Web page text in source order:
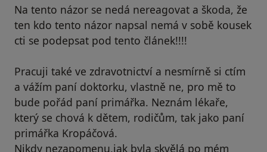
Na tento názor se nedá nereagovat a škoda, že
ten kdo tento názor napsal nemá v sobě kousek
cti se podepsat pod tento článek!!!!
Pracuji také ve zdravotnictví a nesmírně si ctím
a vážím paní doktorku, vlastně ne, pro mě to
bude pořád paní primářka. Neznám lékaře,
který se chová k dětem, rodičům, tak jako paní
primářka Kropáčová.
Nikdy nezapomenu,jak byla skvělá po mém